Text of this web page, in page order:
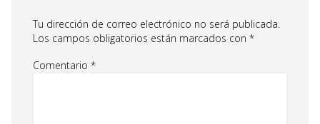
Tu dirección de correo electrónico no será publicada.
Los campos obligatorios están marcados con *
Comentario *